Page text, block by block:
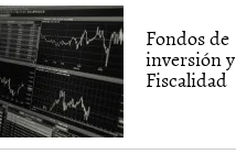
Fondos de
inversión y
Fiscalidad